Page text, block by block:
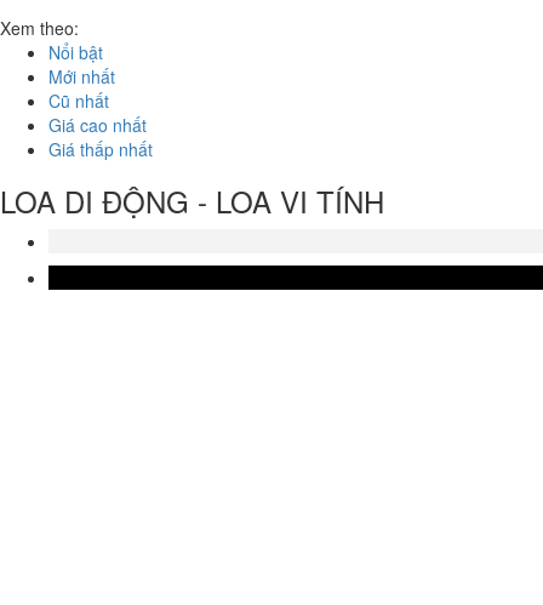
Xem theo:
Nổi bật
Mới nhất
Cũ nhất
Giá cao nhất
Giá thấp nhất
LOA DI ĐỘNG - LOA VI TÍNH